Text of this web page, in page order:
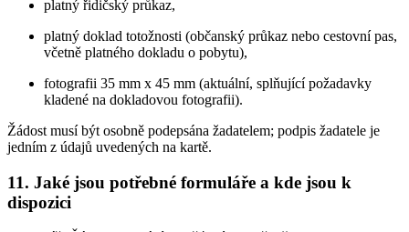
platný řidičský průkaz,
platný doklad totožnosti (občanský průkaz nebo cestovní pas,
včetně platného dokladu o pobytu),
fotografii 35 mm x 45 mm (aktuální, splňující požadavky
kladené na dokladovou fotografii).
Žádost musí být osobně podepsána žadatelem; podpis žadatele je
jedním z údajů uvedených na kartě.
11. Jaké jsou potřebné formuláře a kde jsou k
dispozici